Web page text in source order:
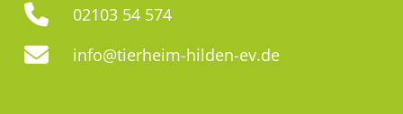
02103 54 574
info@tierheim-hilden-ev.de